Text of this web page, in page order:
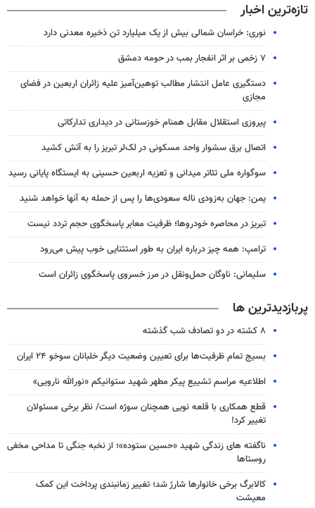
تازه‌ترین اخبار
نوری: خراسان شمالی بیش از یک میلیارد تن ذخیره معدنی دارد
۷ زخمی بر اثر انفجار بمب در حومه دمشق
دستگیری عامل انتشار مطالب توهین‌آمیز علیه زائران اربعین در فضای
مجازی
پیروزی استقلال مقابل همنام خوزستانی در دیداری تدارکاتی
اتصال برق سشوار واحد مسکونی در لک‌لر تبریز را به آتش کشید
سوگواره ملی تئاتر میدانی و تعزیه اربعین حسینی به ایستگاه پایانی رسید
یمن: جهان به‌زودی ناله سعودی‌ها را پس از حمله به آنها خواهد شنید
تبریز در محاصره خودروها؛ ظرفیت معابر پاسخگوی حجم تردد نیست
ترامپ: همه چیز درباره ایران به طور استثنایی خوب پیش می‌رود
سلیمانی: ناوگان حمل‌ونقل در مرز خسروی پاسخگوی زائران است
پربازدیدترین ها
۸ کشته در دو تصادف شب گذشته
بسیج تمام ظرفیت‌ها برای تعیین وضعیت دیگر خلبانان سوخو ۲۴ ایران
اطلاعیه مراسم تشییع پیکر مطهر شهید ستوانیکم «نورالله نارویی»
قطع همکاری با قلعه نویی همچنان سوژه است/ نظر برخی مسئولان
تغییر کرد!
ناگفته های زندگی شهید «حسین ستوده»؛ از نخبه جنگی تا مداحی مخفی
روستاها
کالابرگ برخی خانوارها شارژ شد؛ تغییر زمانبندی پرداخت این کمک
معیشت